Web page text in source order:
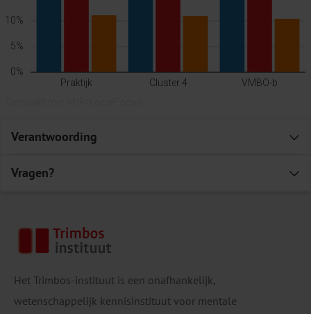
Verantwoording
Vragen?
Het Trimbos-instituut is een onafhankelijk,
wetenschappelijk kennisinstituut voor mentale